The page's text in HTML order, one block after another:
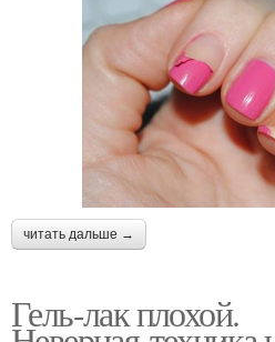
читать дальше →
Гель-лак плохой.